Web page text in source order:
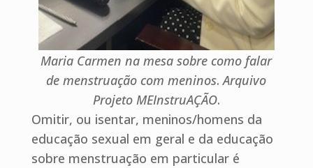
Maria Carmen na mesa sobre como falar
de menstruação com meninos.Arquivo
Projeto MEInstruAÇÃO.
Omitir, ou isentar, meninos/homens da
educação sexual em geral e da educação
sobre menstruação em particular é